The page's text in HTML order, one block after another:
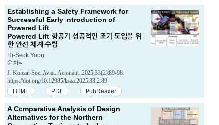
Establishing a Safety Framework for
Successful Early Introduction of
Powered Lift
Powered Lift 항공기 성공적인 조기 도입을 위
한 안전 체계 수립
Hi-Seok Yoon
윤희석
J. Korean Soc. Aviat. Aeronaut. 2025;33(2):89-98.
https://doi.org/10.12985/ksaa.2025.33.2.89
HTML
PDF PubReader
A Comparative Analysis of Design
Alternatives for the Northern